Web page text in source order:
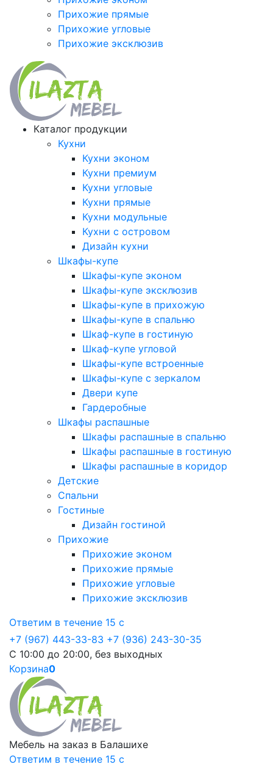
Прихожие прямые
Прихожие угловые
Прихожие эксклюзив
Каталог продукции
Кухни
Кухни эконом
Кухни премиум
Кухни угловые
Кухни прямые
Кухни модульные
Кухни с островом
Дизайн кухни
Шкафы-купе
Шкафы-купе эконом
Шкафы-купе эксклюзив
Шкафы-купе в прихожую
Шкафы-купе в спальню
Шкаф-купе в гостиную
Шкаф-купе угловой
Шкафы-купе встроенные
Шкафы-купе с зеркалом
Двери купе
Гардеробные
Шкафы распашные
Шкафы распашные в спальню
Шкафы распашные в гостиную
Шкафы распашные в коридор
Детские
Спальни
Гостиные
Дизайн гостиной
Прихожие
Прихожие эконом
Прихожие прямые
Прихожие угловые
Прихожие эксклюзив
Ответим в течение 15 с
+7 (967) 443-33-83 +7 (936) 243-30-35
С 10:00 до 20:00, без выходных
Корзина0
Мебель на заказ в Балашихе
Ответим в течение 15 с